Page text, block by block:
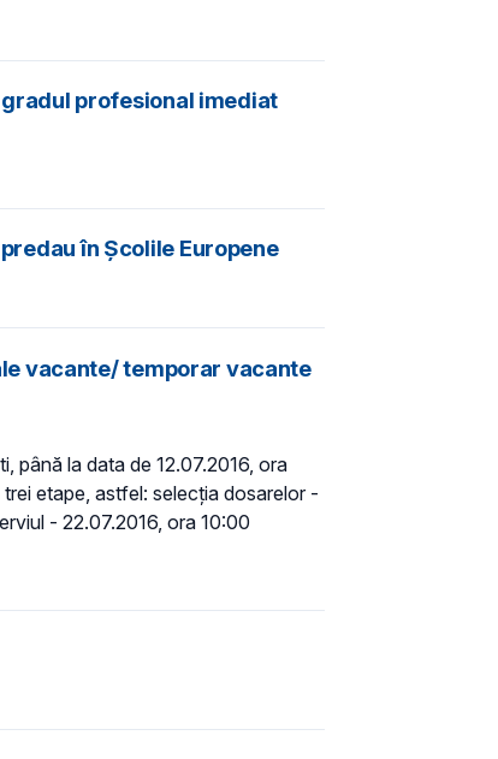
profesional imediat
în Școlile Europene
vacante/ temporar vacante
până la data de 12.07.2016, ora
etape, astfel: selecția dosarelor -
- 22.07.2016, ora 10:00